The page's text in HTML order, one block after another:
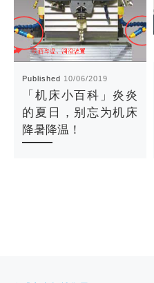
Published 10/06/2019
「机床小百科」炎炎
的夏日，别忘为机床
降暑降温！